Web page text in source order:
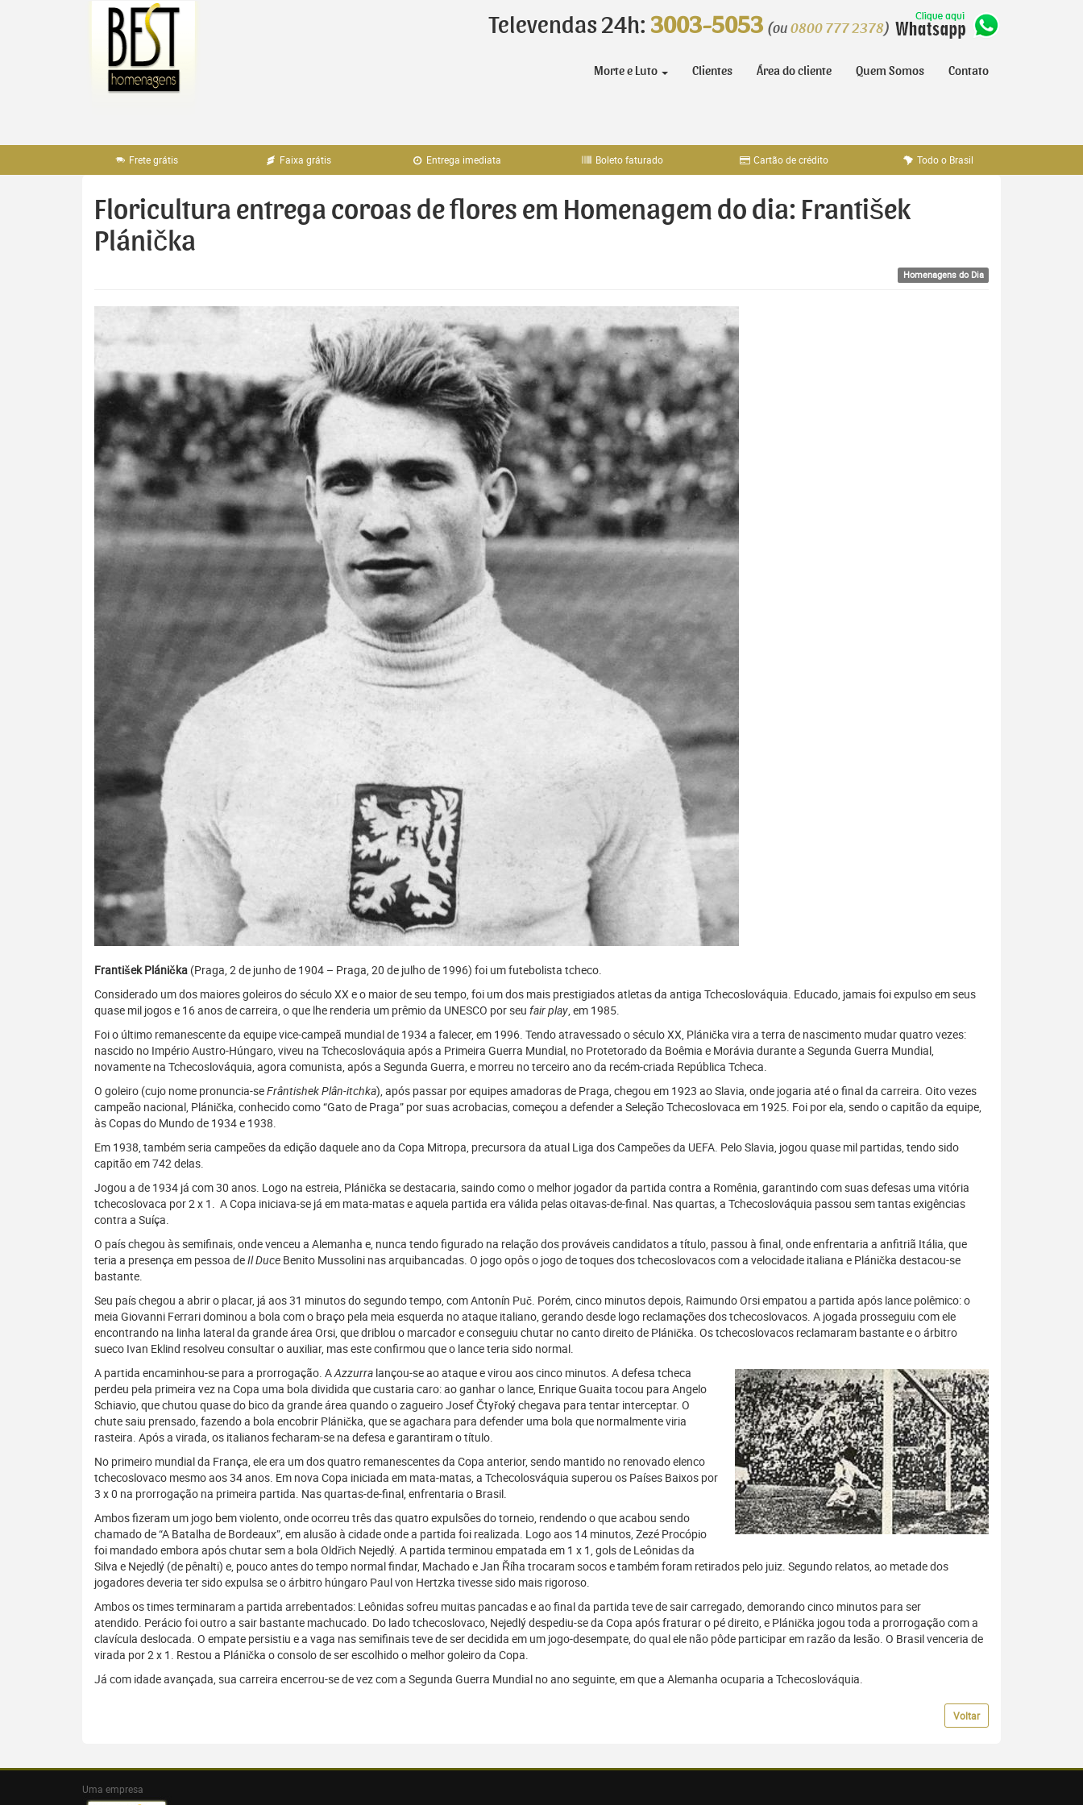
Televendas 24h: 3003-5053 (ou 0800 777 2378)
Morte e Luto Clientes Área do cliente Quem Somos Contato
Frete grátis Faixa grátis Entrega imediata Boleto faturado Cartão de crédito Todo o Brasil
Floricultura entrega coroas de flores em Homenagem do dia: František
Plánička
Homenagens do Dia
František Plánička (Praga, 2 de junho de 1904 – Praga, 20 de julho de 1996) foi um futebolista tcheco.
Considerado um dos maiores goleiros do século XX e o maior de seu tempo, foi um dos mais prestigiados atletas da antiga Tchecoslováquia. Educado, jamais foi expulso em seus
quase mil jogos e 16 anos de carreira, o que lhe renderia um prêmio da UNESCO por seu fair play, em 1985.
Foi o último remanescente da equipe vice-campeã mundial de 1934 a falecer, em 1996. Tendo atravessado o século XX, Plánička vira a terra de nascimento mudar quatro vezes:
nascido no Império Austro-Húngaro, viveu na Tchecoslováquia após a Primeira Guerra Mundial, no Protetorado da Boêmia e Morávia durante a Segunda Guerra Mundial,
novamente na Tchecoslováquia, agora comunista, após a Segunda Guerra, e morreu no terceiro ano da recém-criada República Tcheca.
O goleiro (cujo nome pronuncia-seFrântishek Plân-itchka), após passar por equipes amadoras de Praga, chegou em 1923 ao Slavia, onde jogaria até o final da carreira. Oito vezes
campeão nacional, Plánička, conhecido como “Gato de Praga” por suas acrobacias, começou a defender a Seleção Tchecoslovaca em 1925. Foi por ela, sendo o capitão da equipe,
às Copas do Mundo de 1934 e 1938.
Em 1938, também seria campeões da edição daquele ano da Copa Mitropa, precursora da atual Liga dos Campeões da UEFA. Pelo Slavia, jogou quase mil partidas, tendo sido
capitão em 742 delas.
Jogou a de 1934 já com 30 anos. Logo na estreia, Plánička se destacaria, saindo como o melhor jogador da partida contra a Romênia, garantindo com suas defesas uma vitória
tchecoslovaca por 2 x 1. A Copa iniciava-se já em mata-matas e aquela partida era válida pelas oitavas-de-final. Nas quartas, a Tchecoslováquia passou sem tantas exigências
contra a Suíça.
O país chegou às semifinais, onde venceu a Alemanha e, nunca tendo figurado na relação dos prováveis candidatos a título, passou à final, onde enfrentaria a anfitriã Itália, que
teria a presença em pessoa deIl Duce Benito Mussolini nas arquibancadas. O jogo opôs o jogo de toques dos tchecoslovacos com a velocidade italiana e Plánička destacou-se
bastante.
Seu país chegou a abrir o placar, já aos 31 minutos do segundo tempo, com Antonín Puč. Porém, cinco minutos depois, Raimundo Orsi empatou a partida após lance polêmico: o
meia Giovanni Ferrari dominou a bola com o braço pela meia esquerda no ataque italiano, gerando desde logo reclamações dos tchecoslovacos. A jogada prosseguiu com ele
encontrando na linha lateral da grande área Orsi, que driblou o marcador e conseguiu chutar no canto direito de Plánička. Os tchecoslovacos reclamaram bastante e o árbitro
sueco Ivan Eklind resolveu consultar o auxiliar, mas este confirmou que o lance teria sido normal.
A partida encaminhou-se para a prorrogação. AAzzurra lançou-se ao ataque e virou aos cinco minutos. A defesa tcheca
perdeu pela primeira vez na Copa uma bola dividida que custaria caro: ao ganhar o lance, Enrique Guaita tocou para Angelo
Schiavio, que chutou quase do bico da grande área quando o zagueiro Josef Čtyřoký chegava para tentar interceptar. O
chute saiu prensado, fazendo a bola encobrir Plánička, que se agachara para defender uma bola que normalmente viria
rasteira. Após a virada, os italianos fecharam-se na defesa e garantiram o título.
No primeiro mundial da França, ele era um dos quatro remanescentes da Copa anterior, sendo mantido no renovado elenco
tchecoslovaco mesmo aos 34 anos. Em nova Copa iniciada em mata-matas, a Tchecolosváquia superou os Países Baixos por
3 x 0 na prorrogação na primeira partida. Nas quartas-de-final, enfrentaria o Brasil.
Ambos fizeram um jogo bem violento, onde ocorreu três das quatro expulsões do torneio, rendendo o que acabou sendo
chamado de “A Batalha de Bordeaux”, em alusão à cidade onde a partida foi realizada. Logo aos 14 minutos, Zezé Procópio
foi mandado embora após chutar sem a bola Oldřich Nejedlý. A partida terminou empatada em 1 x 1, gols de Leônidas da
Silva e Nejedlý (de pênalti) e, pouco antes do tempo normal findar, Machado e Jan Říha trocaram socos e também foram retirados pelo juiz. Segundo relatos, ao metade dos
jogadores deveria ter sido expulsa se o árbitro húngaro Paul von Hertzka tivesse sido mais rigoroso.
Ambos os times terminaram a partida arrebentados: Leônidas sofreu muitas pancadas e ao final da partida teve de sair carregado, demorando cinco minutos para ser
atendido. Perácio foi outro a sair bastante machucado. Do lado tchecoslovaco, Nejedlý despediu-se da Copa após fraturar o pé direito, e Plánička jogou toda a prorrogação com a
clavícula deslocada. O empate persistiu e a vaga nas semifinais teve de ser decidida em um jogo-desempate, do qual ele não pôde participar em razão da lesão. O Brasil venceria de
virada por 2 x 1. Restou a Plánička o consolo de ser escolhido o melhor goleiro da Copa.
Já com idade avançada, sua carreira encerrou-se de vez com a Segunda Guerra Mundial no ano seguinte, em que a Alemanha ocuparia a Tchecoslováquia.
Voltar
Uma empresa